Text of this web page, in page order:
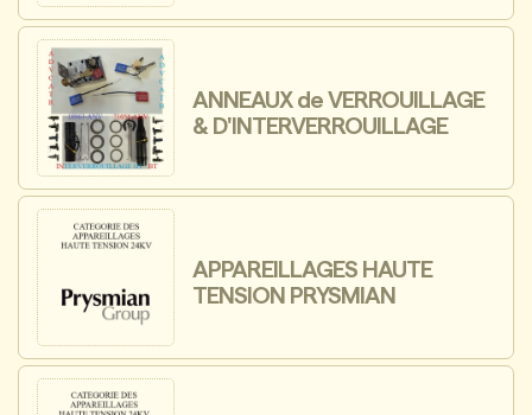
ANNEAUX de VERROUILLAGE
& D'INTERVERROUILLAGE
APPAREILLAGES HAUTE
TENSION PRYSMIAN